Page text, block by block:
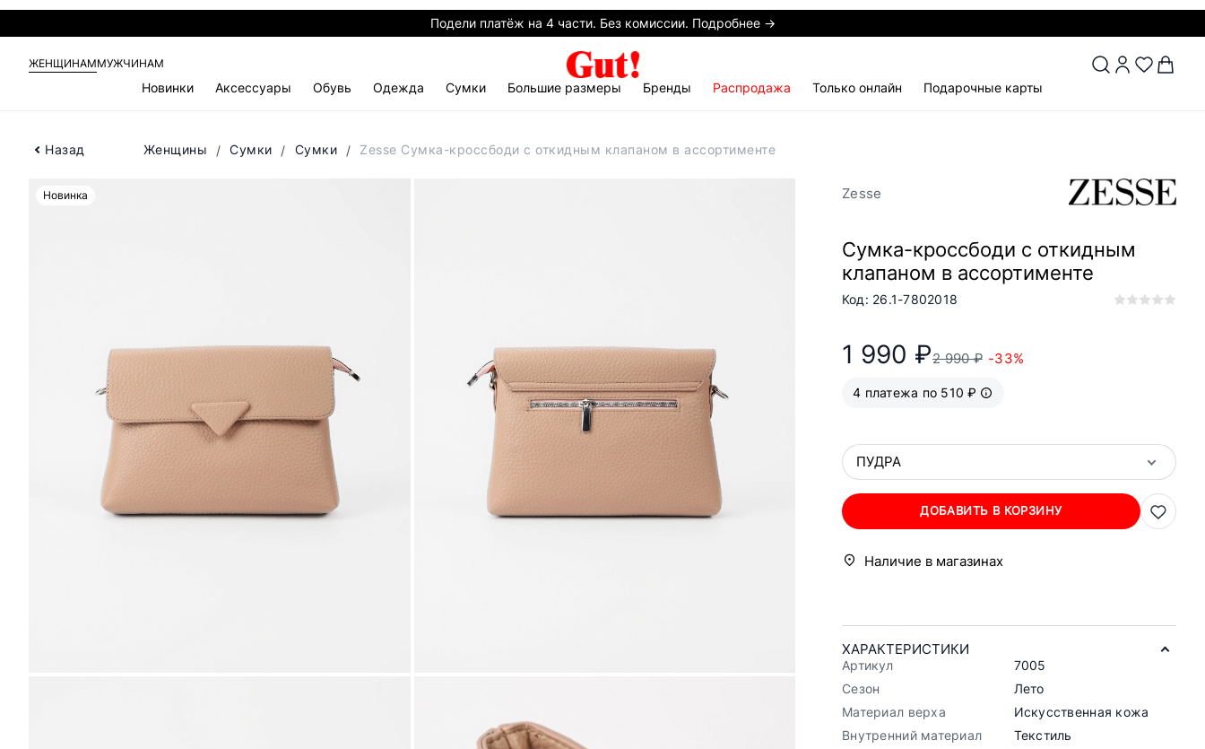
Подели платёж на 4 части. Без комиссии. Подробнее →
ЖЕНЩИНАММУЖЧИНАМ
Новинки Аксессуары Обувь Одежда Сумки Большие размеры Бренды Распродажа Только онлайн Подарочные карты
Назад Женщины Сумки Сумки Zesse Сумка-кроссбоди с откидным клапаном в ассортименте
Новинка Zesse
Сумка-кроссбоди с откидным
клапаном в ассортименте
Код: 26.1-7802018
1 990 ₽2 990 ₽ -33%
4 платежа по 510 ₽
ПУДРА
ДОБАВИТЬ В КОРЗИНУ
Наличие в магазинах
ХАРАКТЕРИСТИКИ
Артикул
7005
Сезон
Лето
Материал верха
Искусственная кожа
Внутренний материал
Текстиль